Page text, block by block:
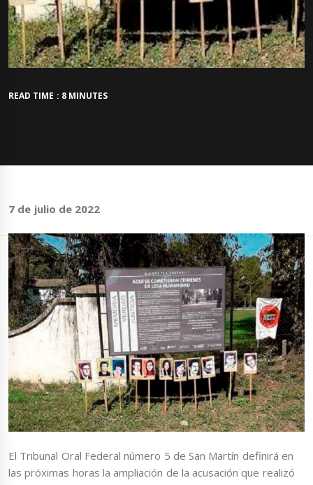
READ TIME : 8 MINUTES
7 de julio de 2022
El Tribunal Oral Federal número 5 de San Martín definirá en
las próximas horas la ampliación de la acusación que realizó